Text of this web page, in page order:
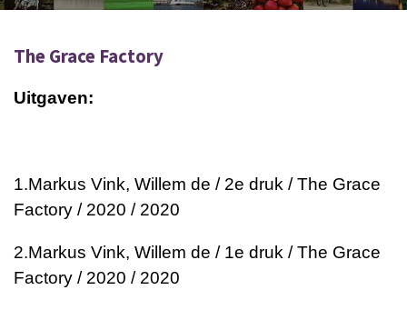
The Grace Factory
Uitgaven:
1.Markus Vink, Willem de / 2e druk / The Grace
Factory / 2020 / 2020
2.Markus Vink, Willem de / 1e druk / The Grace
Factory / 2020 / 2020